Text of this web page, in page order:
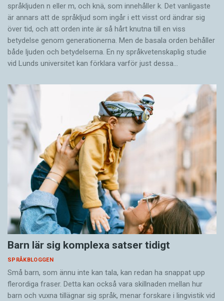
språkljuden n eller m, och knä, som innehåller k. Det vanligaste
är annars att de språkljud som ingår i ett visst ord ändrar sig
över tid, och att orden inte är så hårt knutna till en viss
betydelse genom generationerna. Men de basala orden behåller
både ljuden och betydelserna. En ny språkvetenskaplig studie
vid Lunds universitet kan förklara varför just dessa…
Barn lär sig komplexa satser tidigt
SPRÅKBLOGGEN
Små barn, som ännu inte kan tala, kan redan ha snappat upp
flerordiga fraser. Detta kan också vara skillnaden mellan hur
barn och vuxna tillägnar sig språk, menar forskare i lingvistik vid